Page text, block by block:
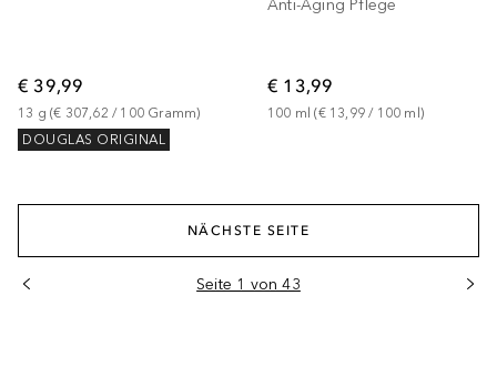
€ 39,99
13 g (€ 307,62 / 100 Gramm)
DOUGLAS ORIGINAL
Anti-Aging Pflege
€ 13,99
100 ml (€ 13,99 / 100 ml )
NÄCHSTE SEITE
Seite 1 von 43